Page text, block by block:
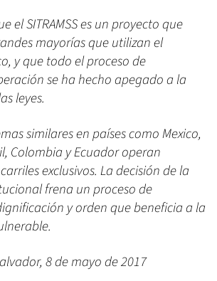
el SITRAMSS es un proyecto que
mayorías que utilizan el
y que todo el proceso de
se ha hecho apegado a la
leyes.
similares en países como Mexico,
Colombia y Ecuador operan
exclusivos. La decisión de la
frena un proceso de
y orden que beneficia a la
8 de mayo de 2017